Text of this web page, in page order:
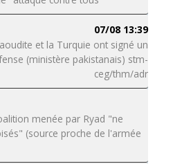
07/08 13:39
et la Turquie ont signé un
(ministère pakistanais) stm-
ceg/thm/adr
menée par Ryad "ne
(source proche de l'armée